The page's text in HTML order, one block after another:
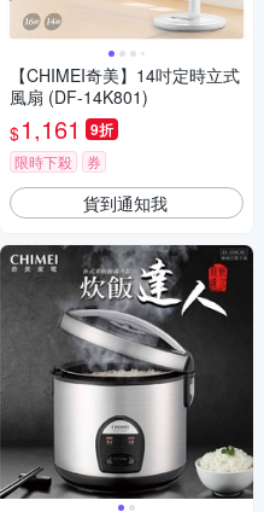
【CHIMEI奇美】14吋定時立式
風扇 (DF-14K801)
$1,161 9折
限時下殺 券
貨到通知我